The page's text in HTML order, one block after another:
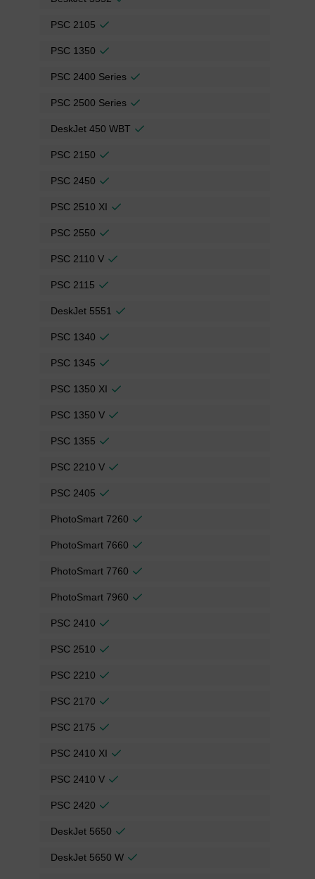
PSC 2105
PSC 1350
PSC 2400 Series
PSC 2500 Series
DeskJet 450 WBT
PSC 2150
PSC 2450
PSC 2510 XI
PSC 2550
PSC 2110 V
PSC 2115
DeskJet 5551
PSC 1340
PSC 1345
PSC 1350 XI
PSC 1350 V
PSC 1355
PSC 2210 V
PSC 2405
PhotoSmart 7260
PhotoSmart 7660
PhotoSmart 7760
PhotoSmart 7960
PSC 2410
PSC 2510
PSC 2210
PSC 2170
PSC 2175
PSC 2410 XI
PSC 2410 V
PSC 2420
DeskJet 5650
DeskJet 5650 W